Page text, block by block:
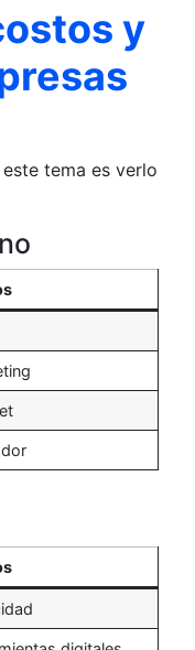
y
tema es verlo